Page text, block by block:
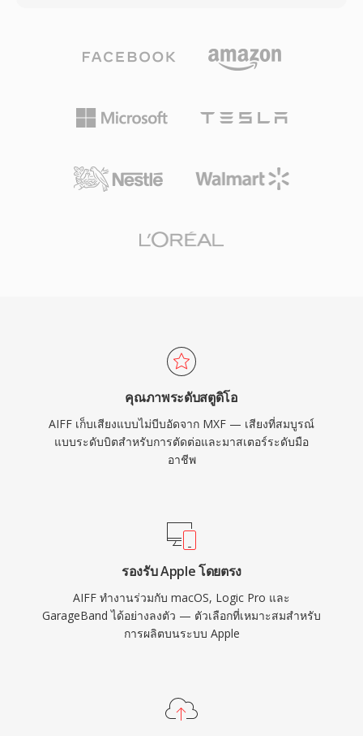
ระบบ operational pattern ที่กำหนดระดับความซับ
ซ้อนต่างๆ ตั้งแต่แพ็กเกจรายการเดียวอย่างง่าย
ผลิตอุปกรณ์ออกอากาศรายใหญ่และระบบขั้นตอน
หน้าที่เป็นรูปแบบแลกเปลี่ยนสำหรับมาตรฐาน เช่น
AS-02 และ AS-11 ที่ใช้ในการออกอากาศ
มืออาชีพบน macOS มักพึ่งพา AIFF เนื่องจากรับ
ตอนของการตัดต่อและมาสเตอริง จุดเด่นสำคัญคือ
ไม่มีการสูญเสียคุณภาพจากการบันทึกซ้ำ: ต่างจาก
สัญญาณเสื่อม อีกจุดแข็งคือการผสานรวมอย่างราบ
รูปแบบทำงานดั้งเดิม คอนเทนเนอร์รองรับอัตราสุ่ม
ประสิทธิภาพพื้นที่จัดเก็บ AIFF ยังคงเป็นทางเลือกที่
เชื่อถือได้ในอุตสาหกรรมการบันทึกเสียง
คุณภาพระดับสตูดิโอ
AIFF เก็บเสียงแบบไม่บีบอัดจาก MXF — เสียงที่สมบูรณ์
แบบระดับบิตสำหรับการตัดต่อและมาสเตอร์ระดับมือ
อาชีพ
รองรับ Apple โดยตรง
AIFF ทำงานร่วมกับ macOS, Logic Pro และ
GarageBand ได้อย่างลงตัว — ตัวเลือกที่เหมาะสมสำหรับ
การผลิตบนระบบ Apple